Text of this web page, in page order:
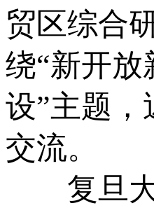
贸区综合
绕“新开放
设”主题
交流。
复旦大